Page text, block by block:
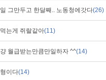
일 그만두고 한달째.. 노동청에갓다(26)
먹는게 쥐랄같아(11)
걍 월급받는만큼만일하자 ^^(14)
형이다(14)